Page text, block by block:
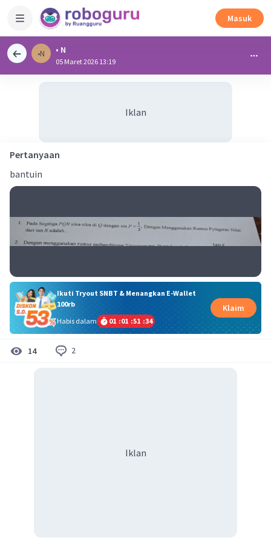
Masuk
•N • N
05 Maret 2026 13:19
Iklan
Pertanyaan
bantuin
Ikuti Tryout SNBT & Menangkan E-Wallet
100rb
Habis dalam
01 :01 :51 :33
Klaim
14 2
Iklan